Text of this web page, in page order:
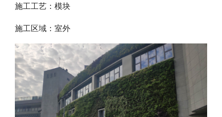
施工工艺：模块
施工区域：室外